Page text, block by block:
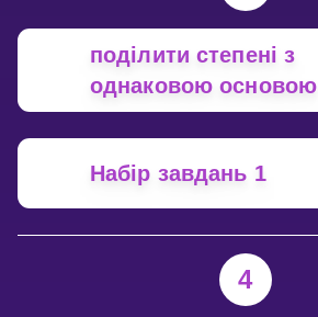
поділити степені з
однаковою основою
Набір завдань 1
4